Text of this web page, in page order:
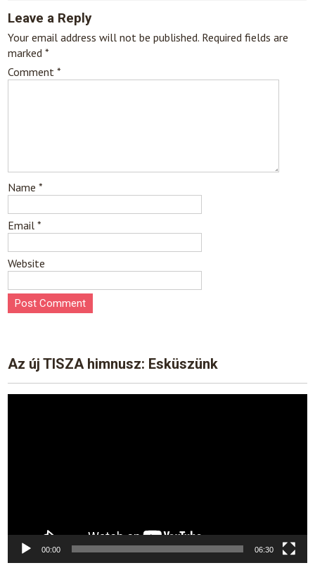
Leave a Reply
Your email address will not be published. Required fields are
marked*
Comment*
Name*
Email*
Website
Az új TISZA himnusz: Esküszünk
00:00 06:30